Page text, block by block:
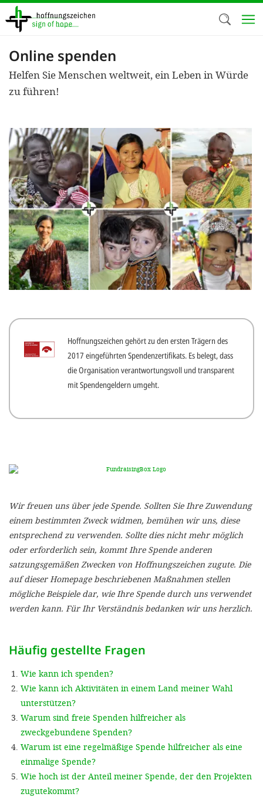
Direkt
zum
Inhalt
Online spenden
Helfen Sie Menschen weltweit, ein Leben in Würde
zu führen!
Hoffnungszeichen gehört zu den ersten Trägern des
2017 eingeführten Spendenzertifikats. Es belegt, dass
die Organisation verantwortungsvoll und transparent
mit Spendengeldern umgeht.
Wir freuen uns über jede Spende. Sollten Sie Ihre Zuwendung
einem bestimmten Zweck widmen, bemühen wir uns, diese
entsprechend zu verwenden. Sollte dies nicht mehr möglich
oder erforderlich sein, kommt Ihre Spende anderen
satzungsgemäßen Zwecken von Hoffnungszeichen zugute. Die
auf dieser Homepage beschriebenen Maßnahmen stellen
mögliche Beispiele dar, wie Ihre Spende durch uns verwendet
werden kann. Für Ihr Verständnis bedanken wir uns herzlich.
Häufig gestellte Fragen
Wie kann ich spenden?
Wie kann ich Aktivitäten in einem Land meiner Wahl
unterstützen?
Warum sind freie Spenden hilfreicher als
zweckgebundene Spenden?
Warum ist eine regelmäßige Spende hilfreicher als eine
einmalige Spende?
Wie hoch ist der Anteil meiner Spende, der den Projekten
zugutekommt?
Wir
nutzen
Cookies zu
helfen
Online-
'Cookie-
Impressum
ALLEN